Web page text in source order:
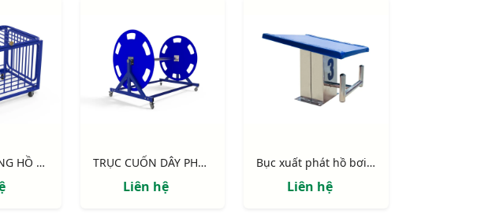
XE ĐỰNG BÓNG HỒ BƠI S40532PZ TRỤC CUỐN DÂY PHAO HỒ BƠI S40350
Liên hệ
Bục xuất phát hồ bơi S40105
Liên hệ